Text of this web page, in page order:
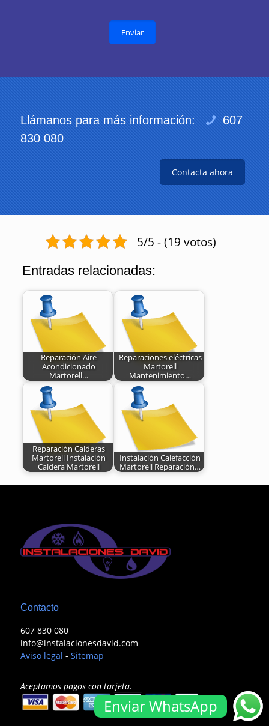
Llámanos para más información:
607
830 080
Contacta ahora
5/5 - (19 votos)
Entradas relacionadas:
Reparación Aire
Acondicionado
Martorell…
Reparaciones eléctricas
Martorell
Mantenimiento…
Reparación Calderas
Martorell Instalación
Caldera Martorell
Instalación Calefacción
Martorell Reparación…
Contacto
607 830 080
info@instalacionesdavid.com
Aviso legal - Sitemap
Aceptamos pagos con tarjeta.
Enviar WhatsApp